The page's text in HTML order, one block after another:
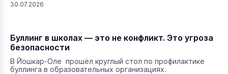
30.07.2026
Буллинг в школах — это не конфликт. Это угроза
безопасности
В Йошкар-Оле прошёл круглый стол по профилактике
буллинга в образовательных организациях.